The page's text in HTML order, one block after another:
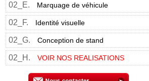
02_E. Marquage de véhicule
02_F. Identité visuelle
02_G. Conception de stand
02_H. VOIR NOS REALISATIONS